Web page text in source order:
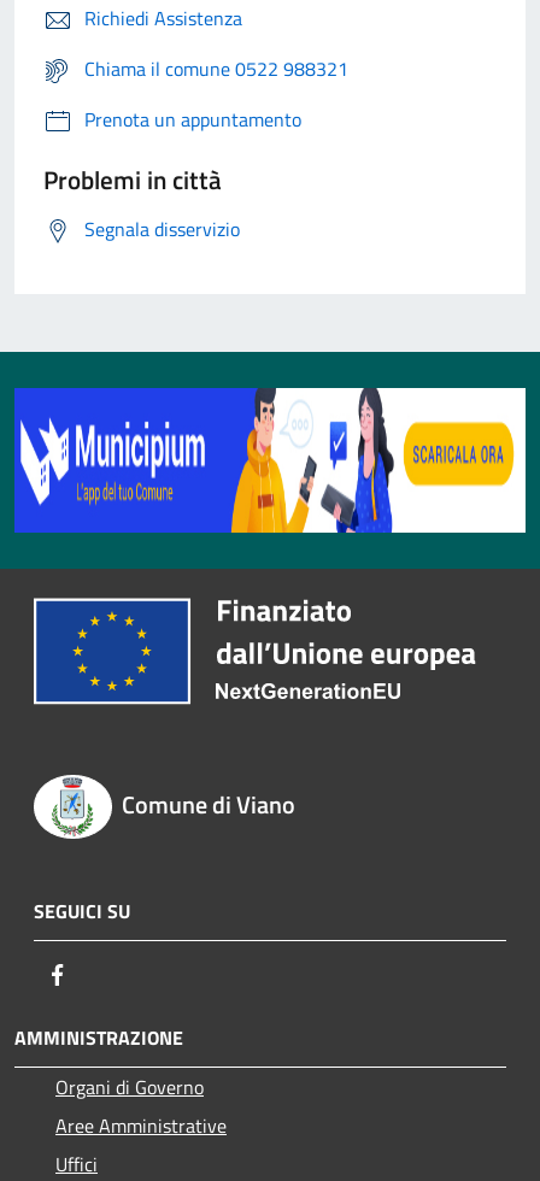
Richiedi Assistenza
Chiama il comune 0522 988321
Prenota un appuntamento
Problemi in città
Segnala disservizio
Comune di Viano
SEGUICI SU
AMMINISTRAZIONE
Organi di Governo
Aree Amministrative
Uffici